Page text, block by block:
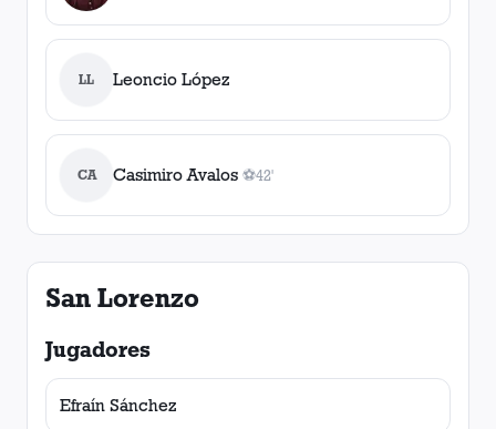
LL Leoncio López
CA Casimiro Avalos ⚽
1gol
42'
San Lorenzo
Jugadores
Efraín Sánchez